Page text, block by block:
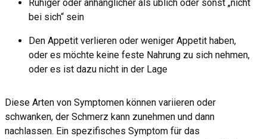
Ruhiger oder anhänglicher als üblich oder sonst „nicht
bei sich“ sein
Den Appetit verlieren oder weniger Appetit haben,
oder es möchte keine feste Nahrung zu sich nehmen,
oder es ist dazu nicht in der Lage
Diese Arten von Symptomen können variieren oder
schwanken, der Schmerz kann zunehmen und dann
nachlassen. Ein spezifisches Symptom für das